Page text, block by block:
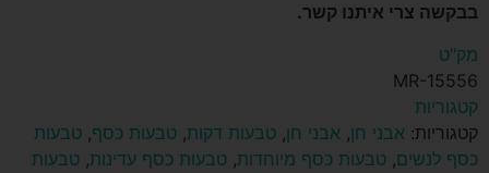
בבקשה צרי איתנו קשר.
מק"ט
MR-15556
קטגוריות
קטגוריות: אבני חן, אבני חן, טבעות דקות, טבעות כסף, טבעות
כסף לנשים, טבעות כסף מיוחדות, טבעות כסף עדינות, טבעות